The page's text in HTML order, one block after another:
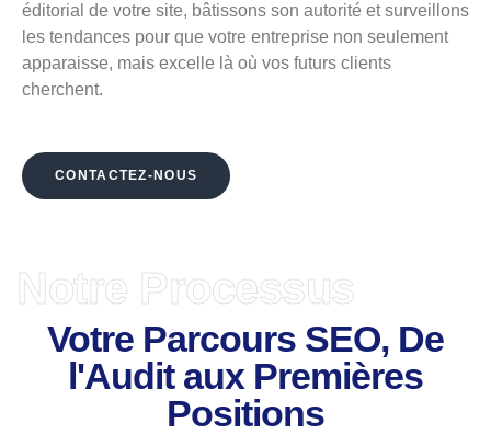
éditorial de votre site, bâtissons son autorité et surveillons
les tendances pour que votre entreprise non seulement
apparaisse, mais excelle là où vos futurs clients
cherchent.
CONTACTEZ-NOUS
Notre Processus
Votre Parcours SEO, De
l'Audit aux Premières
Positions